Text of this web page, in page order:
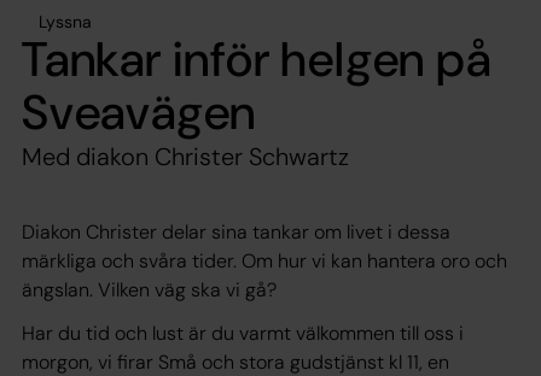
Lyssna
Tankar inför helgen på
Sveavägen
Med diakon Christer Schwartz
Diakon Christer delar sina tankar om livet i dessa
märkliga och svåra tider. Om hur vi kan hantera oro och
ängslan. Vilken väg ska vi gå?
Har du tid och lust är du varmt välkommen till oss i
morgon, vi firar Små och stora gudstjänst kl 11, en